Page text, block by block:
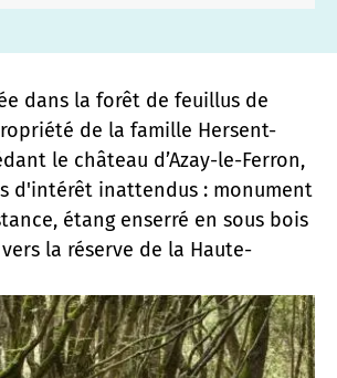
dans la forêt de feuillus de
de la famille Hersent-
le château d’Azay-le-Ferron,
d'intérêt inattendus : monument
étang enserré en sous bois
la réserve de la Haute-